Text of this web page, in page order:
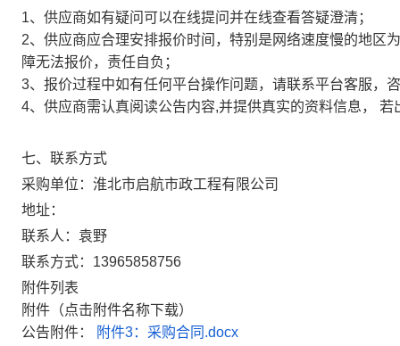
1、供应商如有疑问可以在线提问并在线查看答疑澄清；
2、供应商应合理安排报价时间，特别是网络速度慢的地区
障无法报价，责任自负；
3、报价过程中如有任何平台操作问题，请联系平台客服，
4、供应商需认真阅读公告内容,并提供真实的资料信息，
七、联系方式
采购单位：淮北市启航市政工程有限公司
地址：
联系人：袁野
联系方式：13965858756
附件列表
附件（点击附件名称下载）
公告附件：
附件3：采购合同.docx